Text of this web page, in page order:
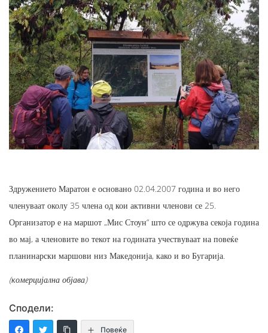
Здружението Маратон е основано 02.04.2007 година и во него
членуваат околу 35 члена од кои активни членови се 25.
Организатор е на маршот „Мис Стоун“ што се одржува секоја година
во мај, а членовите во текот на годината учествуваат на повеќе
планинарски маршови низ Македонија, како и во Бугарија.
(комерцијална објава)
Сподели:
Повеќе